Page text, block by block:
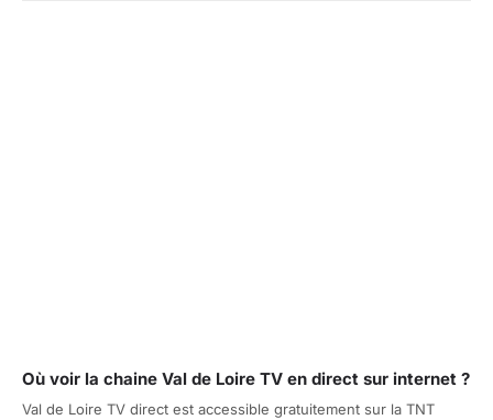
Où voir la chaine Val de Loire TV en direct sur internet ?
Val de Loire TV direct est accessible gratuitement sur la TNT